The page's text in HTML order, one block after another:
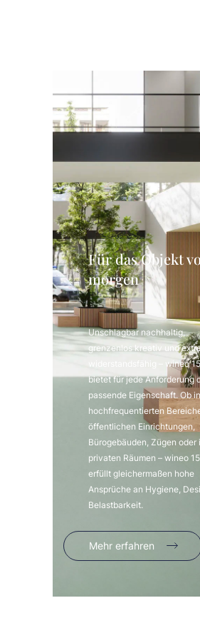
Für das Objekt
morgen
Unschlagbar nachhaltig,
grenzenlos kreativ und
widerstandsfähig – wineo
bietet für jede Anforderung
passende Eigenschaft. Ob in
hochfrequentierten
öffentlichen Einrichtungen,
Bürogebäuden, Zügen oder
privaten Räumen – wineo
erfüllt gleichermaßen hohe
Ansprüche an Hygiene,
Belastbarkeit.
Mehr erfahren